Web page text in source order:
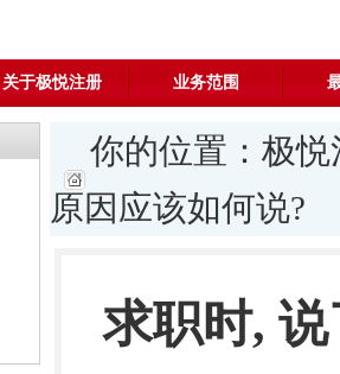
关于极悦注册 业务范围
你的位置： 极悦
原因应该如何说?
求职时,